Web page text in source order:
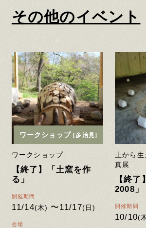
その他のイベント
ワークショップ[多治見]
ワークショップ
【終了】「土窯を作
る」
開催期間
11/14(木) 〜11/17(日)
会場
土から
真展
【終
2008」
開催期間
10/10(